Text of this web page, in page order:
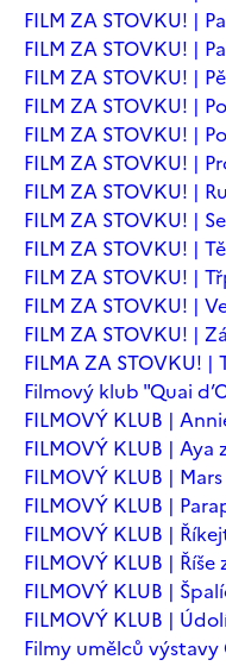
FILM ZA STOVKU! |
FILM ZA STOVKU! |
FILM ZA STOVKU! |
FILM ZA STOVKU! |
FILM ZA STOVKU! |
FILM ZA STOVKU! |
FILM ZA STOVKU! |
FILM ZA STOVKU! |
FILM ZA STOVKU! |
FILM ZA STOVKU! |
FILM ZA STOVKU! |
FILM ZA STOVKU! |
FILMA ZA STOVKU! |
Filmový klub "Quai
FILMOVÝ KLUB |
FILMOVÝ KLUB | Aya
FILMOVÝ KLUB |
FILMOVÝ KLUB |
FILMOVÝ KLUB |
FILMOVÝ KLUB |
FILMOVÝ KLUB |
FILMOVÝ KLUB |
Filmy umělců